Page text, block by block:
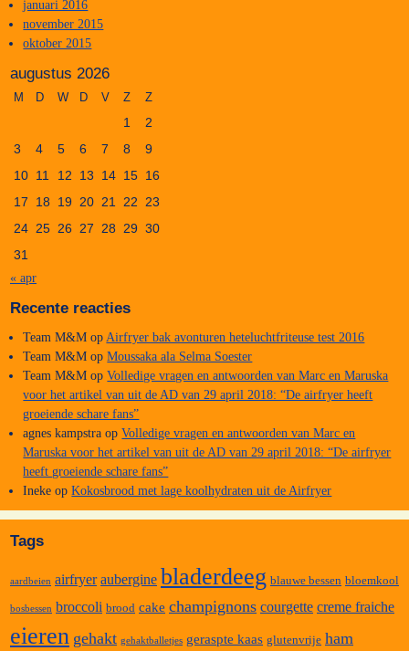
januari 2016
november 2015
oktober 2015
augustus 2026
M D W D V Z Z
1
2
3
4 5 6 7 8
9
10 11 12 13 14 15 16
17
18 19 20 21 22 23
24 25 26 27 28 29 30
31
« apr
Recente reacties
Team M&M op Airfryer bak avonturen heteluchtfriteuse test 2016
Team M&M opMoussaka ala Selma Soester
Team M&M opVolledige vragen en antwoorden van Marc en Maruska
voor het artikel van uit de AD van 29 april 2018: “De airfryer heeft
groeiende schare fans”
agnes kampstra opVolledige vragen en antwoorden van Marc en
Maruska voor het artikel van uit de AD van 29 april 2018: “De airfryer
heeft groeiende schare fans”
Ineke opKokosbrood met lage koolhydraten uit de Airfryer
Tags
aardbeien airfryer aubergine bladerdeeg blauwe bessen bloemkool
bosbessen broccoli brood cake champignons courgette creme fraiche
eieren gehakt gehaktballetjes geraspte kaas glutenvrije ham